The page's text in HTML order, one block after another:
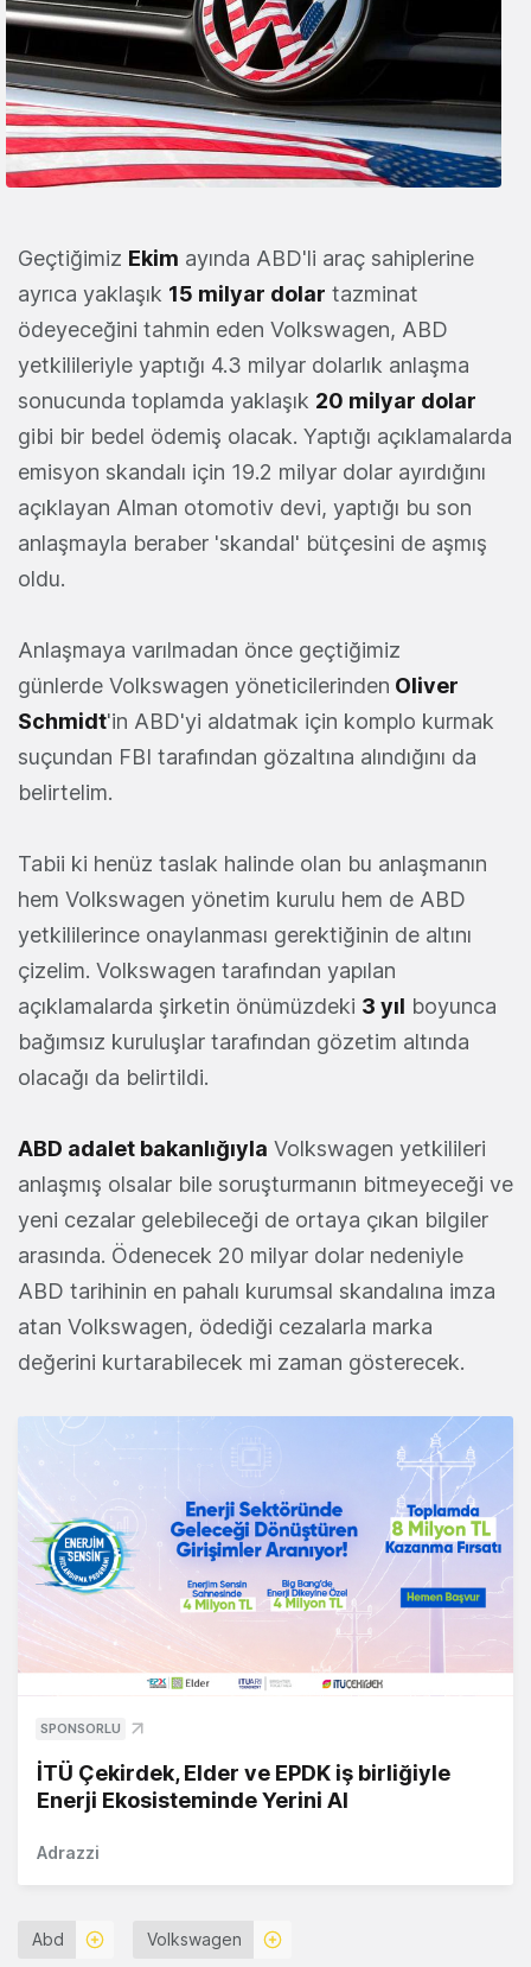
Geçtiğimiz Ekim ayında ABD'li araç sahiplerine
ayrıca yaklaşık 15 milyar dolar tazminat
ödeyeceğini tahmin eden Volkswagen, ABD
yetkilileriyle yaptığı 4.3 milyar dolarlık anlaşma
sonucunda toplamda yaklaşık 20 milyar dolar
gibi bir bedel ödemiş olacak. Yaptığı açıklamalarda
emisyon skandalı için 19.2 milyar dolar ayırdığını
açıklayan Alman otomotiv devi, yaptığı bu son
anlaşmayla beraber 'skandal' bütçesini de aşmış
oldu.
Anlaşmaya varılmadan önce geçtiğimiz
günlerde Volkswagen yöneticilerinden Oliver
Schmidt'in ABD'yi aldatmak için komplo kurmak
suçundan FBI tarafından gözaltına alındığını da
belirtelim.
Tabii ki henüz taslak halinde olan bu anlaşmanın
hem Volkswagen yönetim kurulu hem de ABD
yetkililerince onaylanması gerektiğinin de altını
çizelim. Volkswagen tarafından yapılan
açıklamalarda şirketin önümüzdeki 3 yıl boyunca
bağımsız kuruluşlar tarafından gözetim altında
olacağı da belirtildi.
ABD adalet bakanlığıyla Volkswagen yetkilileri
anlaşmış olsalar bile soruşturmanın bitmeyeceği ve
yeni cezalar gelebileceği de ortaya çıkan bilgiler
arasında. Ödenecek 20 milyar dolar nedeniyle
ABD tarihinin en pahalı kurumsal skandalına imza
atan Volkswagen, ödediği cezalarla marka
değerini kurtarabilecek mi zaman gösterecek.
SPONSORLU
İTÜ Çekirdek, Elder ve EPDK iş birliğiyle
Enerji Ekosisteminde Yerini Al
Adrazzi
Abd Volkswagen